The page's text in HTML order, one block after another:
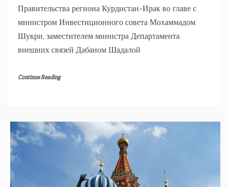
Правительства региона Курдистан-Ирак во главе с
министром Инвестиционного совета Мохаммадом
Шукри, заместителем министра Департамента
внешних связей Дабаном Шадалой
Continue Reading